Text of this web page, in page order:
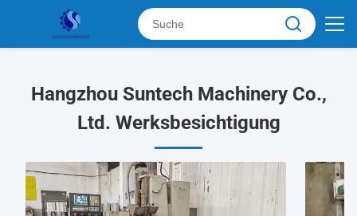
Hangzhou Suntech Machinery Co.,
Ltd. Werksbesichtigung